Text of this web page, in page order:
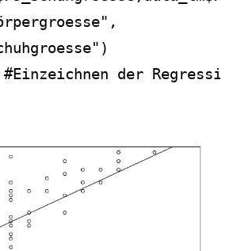
,
)
#Einzeichnen der